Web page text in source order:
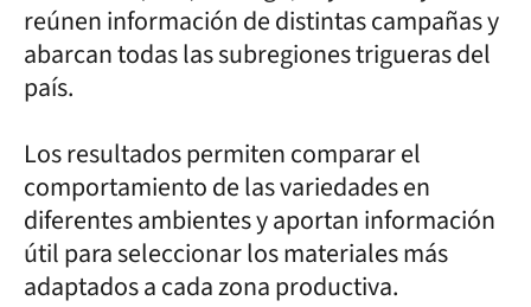
reúnen información de distintas campañas y
abarcan todas las subregiones trigueras del
país.
Los resultados permiten comparar el
comportamiento de las variedades en
diferentes ambientes y aportan información
útil para seleccionar los materiales más
adaptados a cada zona productiva.